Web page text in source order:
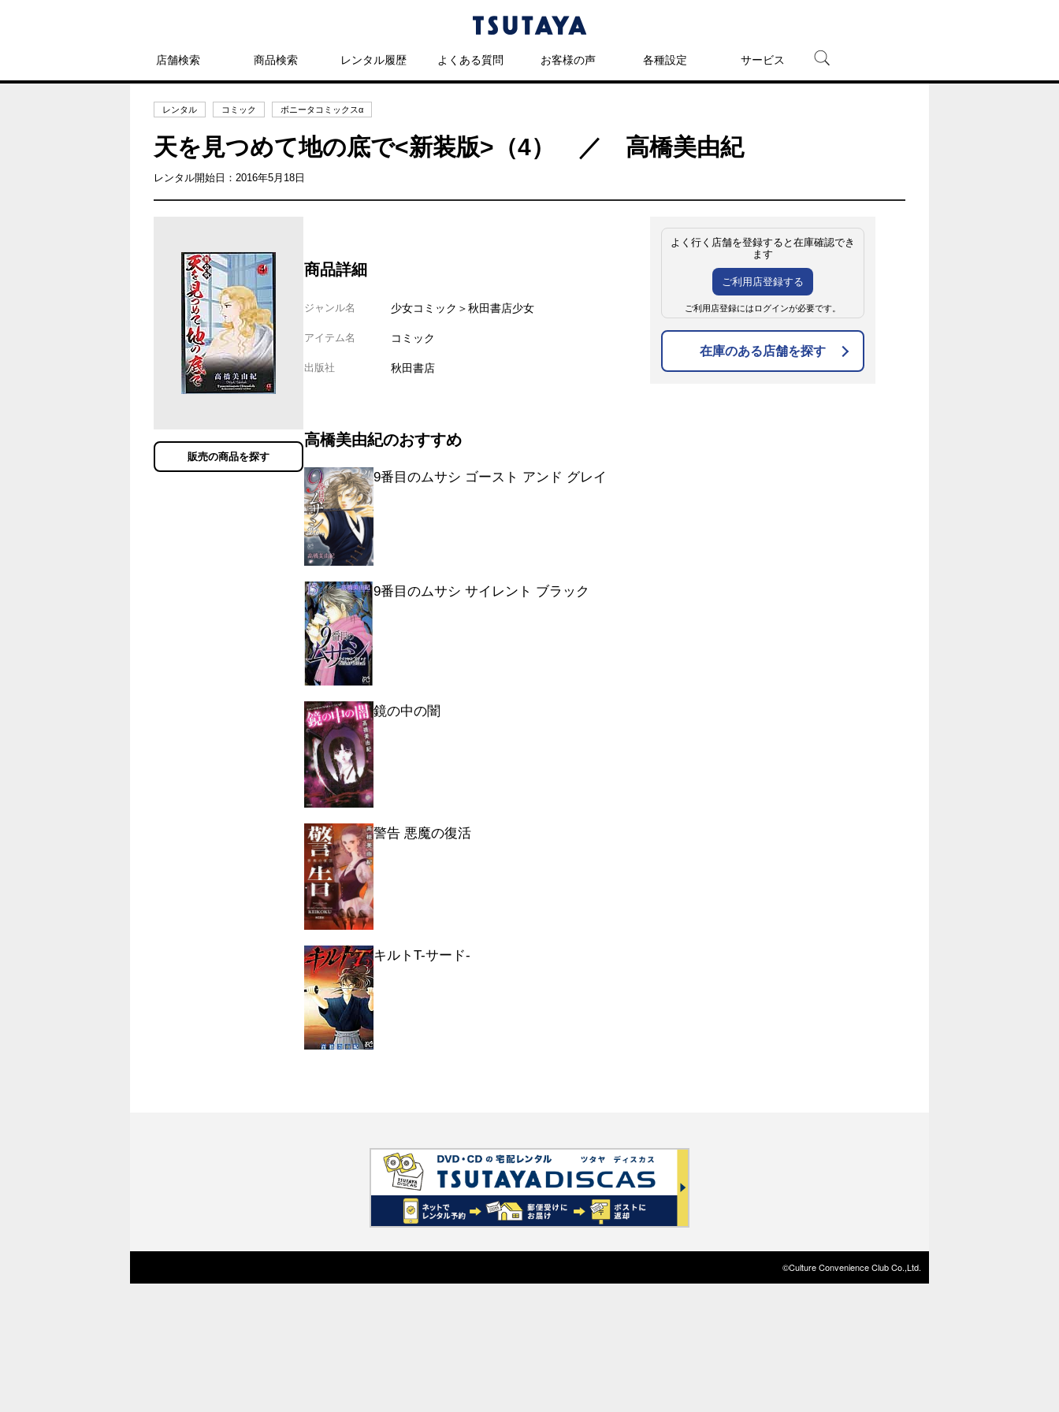
店舗検索 商品検索 レンタル履歴 よくある質問 お客様の声 各種設定 サービス
TSUTAYAプレミアムNEXT
レンタル コミック ボニータコミックスα
天を見つめて地の底で<新装版>（4） ／ 高橋美由紀
レンタル開始日：2016年5月18日
販売の商品を探す
商品詳細
ジャンル名 少女コミック＞秋田書店少女
アイテム名 コミック
出版社 秋田書店
高橋美由紀のおすすめ
9番目のムサシ ゴースト アンド グレイ
9番目のムサシ サイレント ブラック
鏡の中の闇
警告 悪魔の復活
キルトT-サード-
よく行く店舗を登録すると在庫確認でき
ます
ご利用店登録する
ご利用店登録にはログインが必要です。
在庫のある店舗を探す
©Culture Convenience Club Co.,Ltd.